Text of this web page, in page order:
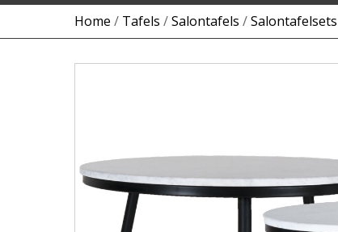
Home / Tafels /Salontafels /Salontafelsets